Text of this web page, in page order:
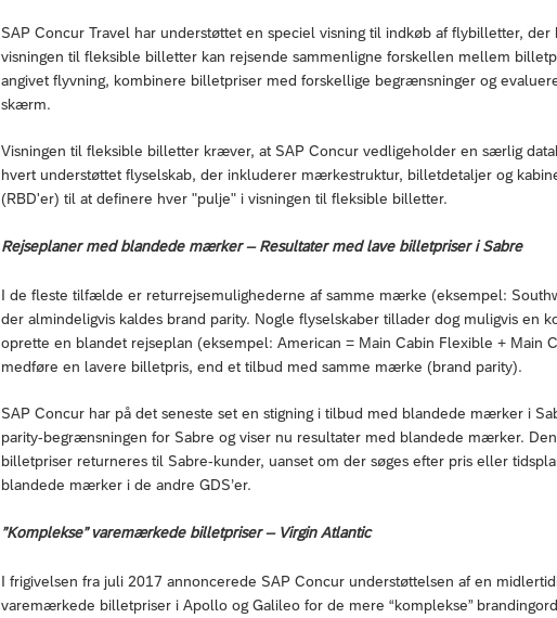
SAP Concur Travel har understøttet en speciel visning til indkøb af flybilletter,
visningen til fleksible billetter kan rejsende sammenligne forskellen mellem
angivet flyvning, kombinere billetpriser med forskellige begrænsninger og
skærm.
Visningen til fleksible billetter kræver, at SAP Concur vedligeholder en særlig
hvert understøttet flyselskab, der inkluderer mærkestruktur, billetdetaljer og
(RBD'er) til at definere hver "pulje" i visningen til fleksible billetter.
Rejseplaner med blandede mærker – Resultater med lave billetpriser i Sabre
I de fleste tilfælde er returrejsemulighederne af samme mærke (eksempel:
der almindeligvis kaldes brand parity. Nogle flyselskaber tillader dog muligvis en
oprette en blandet rejseplan (eksempel: American = Main Cabin Flexible + Main
medføre en lavere billetpris, end et tilbud med samme mærke (brand parity).
SAP Concur har på det seneste set en stigning i tilbud med blandede mærker i
parity-begrænsningen for Sabre og viser nu resultater med blandede mærker.
billetpriser returneres til Sabre-kunder, uanset om der søges efter pris eller
blandede mærker i de andre GDS’er.
”Komplekse” varemærkede billetpriser – Virgin Atlantic
I frigivelsen fra juli 2017 annoncerede SAP Concur understøttelsen af en
varemærkede billetpriser i Apollo og Galileo for de mere “komplekse”